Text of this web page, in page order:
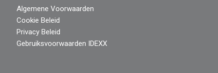
Algemene Voorwaarden
Cookie Beleid
Privacy Beleid
Gebruiksvoorwaarden IDEXX